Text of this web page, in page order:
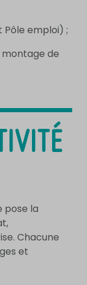
emploi) ;
de
pose la
Chacune
et